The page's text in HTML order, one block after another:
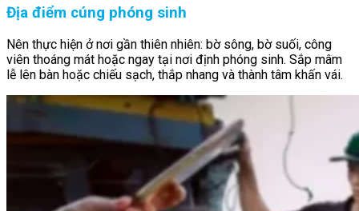
Địa điểm cúng phóng sinh
Nên thực hiện ở nơi gần thiên nhiên: bờ sông, bờ suối, công
viên thoáng mát hoặc ngay tại nơi định phóng sinh. Sắp mâm
lễ lên bàn hoặc chiếu sạch, thắp nhang và thành tâm khấn vái.